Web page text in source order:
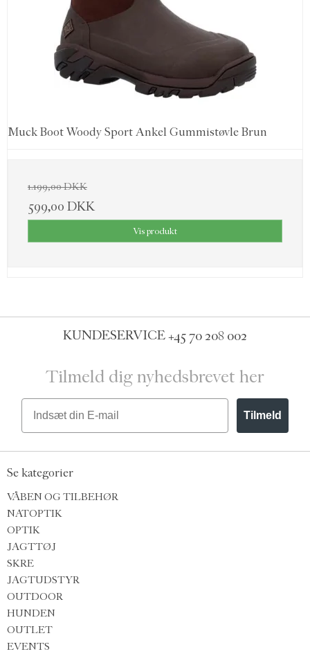
Muck Boot Woody Sport Ankel Gummistøvle Brun
1.199,00 DKK
599,00 DKK
Vis produkt
KUNDESERVICE+45 70 208 002
Tilmeld dig nyhedsbrevet her
Email
Tilmeld
Se kategorier
VÅBEN OG TILBEHØR
NATOPTIK
OPTIK
JAGTTØJ
SKRE
JAGTUDSTYR
OUTDOOR
HUNDEN
OUTLET
EVENTS